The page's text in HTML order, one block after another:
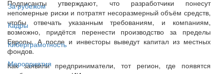
За рубежом
Кадры
Киберграмотность
Мероприятия
Подписанты утверждают, что разработчики понесут
непомерные риски и потратят несоразмерный объём средств,
чтобы отвечать указанным требованиям, и компаниям,
возможно, придётся перенести производство за пределы
Европы. А после и инвесторы выведут капитал из местных
фондов.
Как заявили предприниматели, тот регион, где появятся